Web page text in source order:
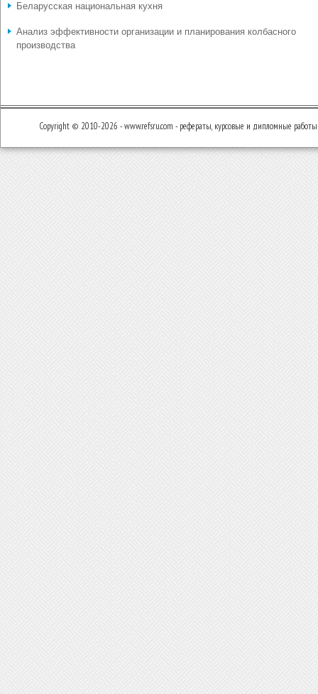
Беларусская национальная кухня
Анализ эффективности организации и планирования колбасного
производства
Copyright © 2010-2026 - www.refsru.com - рефераты, курсовые и дипломные работы